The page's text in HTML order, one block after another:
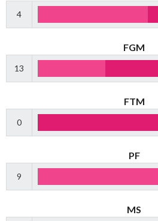
4
FGM
13
FTM
0
PF
9
MS